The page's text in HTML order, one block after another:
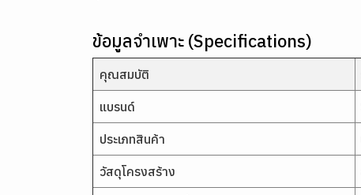
ข้อมูลจำเพาะ (Specifications)
คุณสมบัติ
แบรนด์
ประเภทสินค้า
วัสดุโครงสร้าง